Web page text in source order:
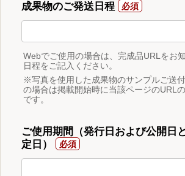
成果物のご発送日程
Webでご使用の場合は、完成品URLをお
日程をご記入ください。
※写真を使用した成果物のサンプルご送
の場合は掲載開始時に当該ページのURL
です。
ご使用期間（発行日および公開日
定日）